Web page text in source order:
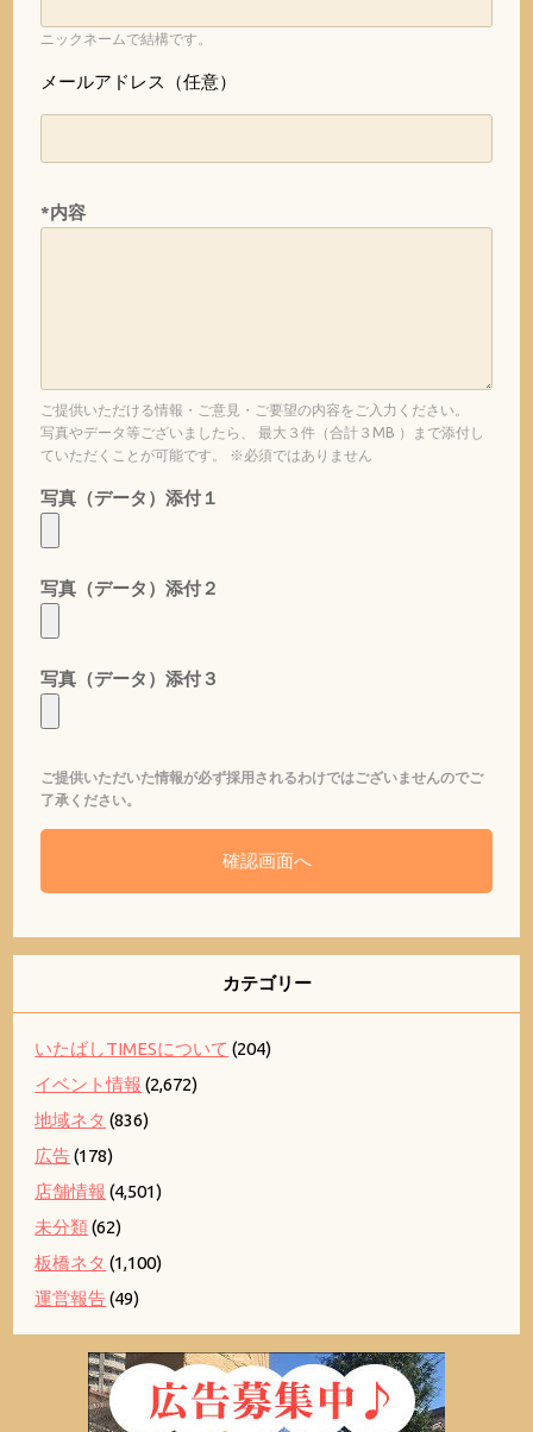
ニックネームで結構です。
メールアドレス（任意）
*内容
ご提供いただける情報・ご意見・ご要望の内容をご入力ください。
写真やデータ等ございましたら、 最大３件（合計３MB ）まで添付し
ていただくことが可能です。 ※必須ではありません
写真（データ）添付１
写真（データ）添付２
写真（データ）添付３
ご提供いただいた情報が必ず採用されるわけではございませんのでご
了承ください。
カテゴリー
いたばしTIMESについて (204)
イベント情報 (2,672)
地域ネタ (836)
広告(178)
店舗情報 (4,501)
未分類(62)
板橋ネタ (1,100)
運営報告(49)